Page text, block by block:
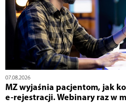
07.08.2026
MZ wyjaśnia pacjentom, jak
e-rejestracji. Webinary raz w